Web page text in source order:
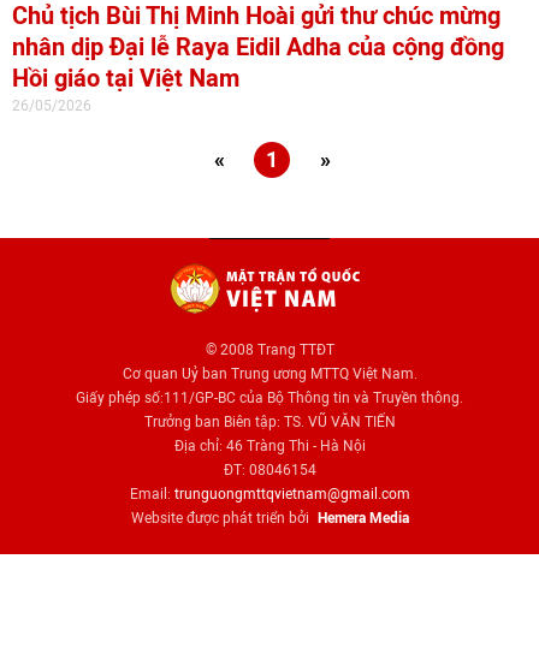
Chủ tịch Bùi Thị Minh Hoài gửi thư chúc mừng
nhân dịp Đại lễ Raya Eidil Adha của cộng đồng
Hồi giáo tại Việt Nam
26/05/2026
« 1 »
© 2008 Trang TTĐT
Cơ quan Uỷ ban Trung ương MTTQ Việt Nam.
Giấy phép số:111/GP-BC của Bộ Thông tin và Truyền thông.
Trưởng ban Biên tập: TS. VŨ VĂN TIẾN
Địa chỉ: 46 Tràng Thi - Hà Nội
ĐT: 08046154
Email: trunguongmttqvietnam@gmail.com
Website được phát triển bởi
Hemera Media